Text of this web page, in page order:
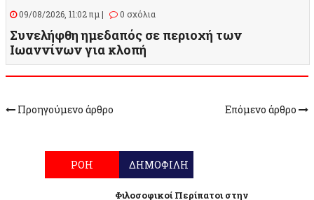
09/08/2026, 11:02 πμ | 0 σχόλια
Συνελήφθη ημεδαπός σε περιοχή των
Ιωαννίνων για κλοπή
Προηγούμενο άρθρο Επόμενο άρθρο
ΡΟΗ ΔΗΜΟΦΙΛΗ
Φιλοσοφικοί Περίπατοι στην